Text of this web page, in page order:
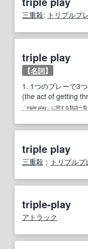
三重殺; トリプルプ
triple play
【名詞】
1. 1つのプレーで3
(the act of getting
「triple play」に関する類語一覧
triple play
三重殺 ； トリプルプ
triple-play
アトラック